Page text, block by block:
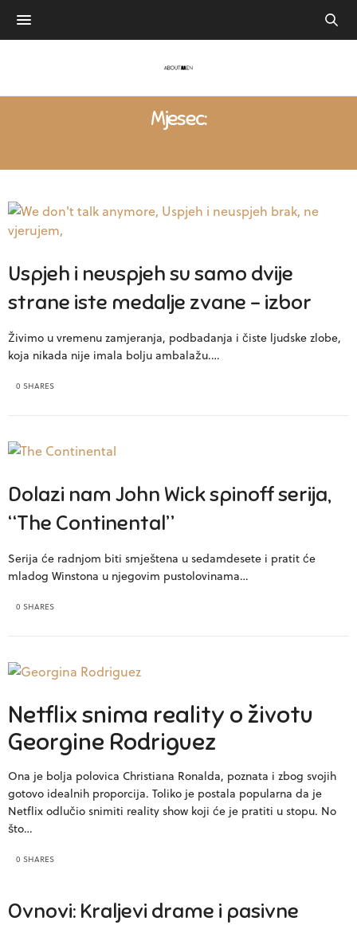
Mjesec:
Uspjeh i neuspjeh su samo dvije
strane iste medalje zvane – izbor
Živimo u vremenu zamjeranja, podbadanja i čiste ljudske zlobe,
koja nikada nije imala bolju ambalažu.…
0 SHARES
Dolazi nam John Wick spinoff serija,
“The Continental”
Serija će radnjom biti smještena u sedamdesete i pratit će
mladog Winstona u njegovim pustolovinama…
0 SHARES
Netflix snima reality o životu
Georgine Rodriguez
Ona je bolja polovica Christiana Ronalda, poznata i zbog svojih
gotovo idealnih proporcija. Toliko je postala popularna da je
Netflix odlučio snimiti reality show koji će je pratiti u stopu. No
što…
0 SHARES
Ovnovi: Kraljevi drame i pasivne